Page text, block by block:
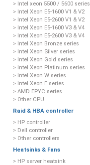
> Intel xeon 5500 / 5600 series
> Intel Xeon E5-1600 V1 & V2
> Intel Xeon E5-2600 V1 & V2
> Intel Xeon E5-1600 V3 & V4
> Intel Xeon E5-2600 V3 & V4
> Intel Xeon Bronze series
> Intel Xeon Silver series
> Intel Xeon Gold series
> Intel Xeon Platinum series
> Intel Xeon W series
> Intel Xeon E series
> AMD EPYC series
> Other CPU
Raid & HBA controller
> HP controller
> Dell controller
> Other controllers
Heatsinks & Fans
> HP server heatsink